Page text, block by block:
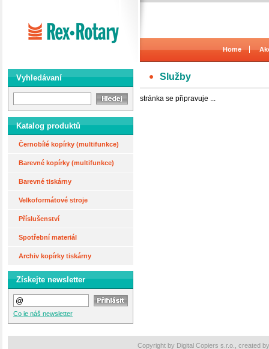
Vyhledávaní
Katalog produktů
Černobílé kopírky (multifunkce)
Barevné kopírky (multifunkce)
Barevné tiskárny
Velkoformátové stroje
Příslušenství
Spotřební materiál
Archiv kopírky tiskárny
Získejte newsletter
Co je náš newsletter
Home
Služby
stránka se připravuje ...
Copyright by Digital Copiers s.r.o., created